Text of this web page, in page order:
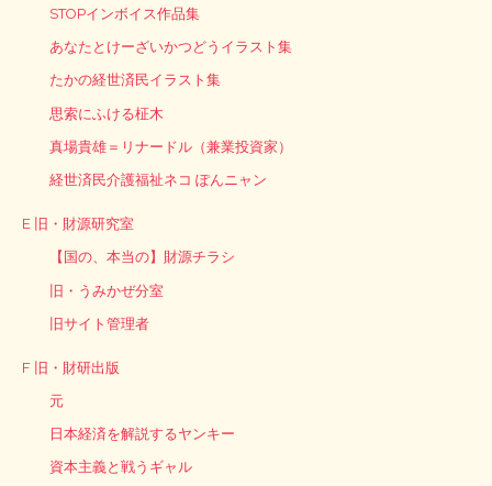
STOPインボイス作品集
あなたとけーざいかつどうイラスト集
たかの経世済民イラスト集
思索にふける柾木
真場貴雄＝リナードル（兼業投資家）
経世済民介護福祉ネコ ぽんニャン
E 旧・財源研究室
【国の、本当の】財源チラシ
旧・うみかぜ分室
旧サイト管理者
F 旧・財研出版
元
日本経済を解説するヤンキー
資本主義と戦うギャル